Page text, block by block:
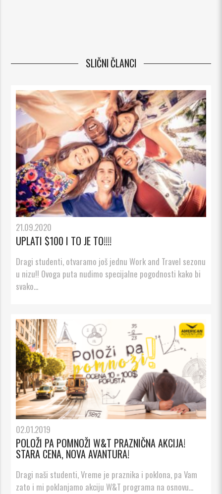
SLIČNI ČLANCI
21.09.2020
UPLATI $100 I TO JE TO!!!!
Dragi studenti, otvaramo još jednu Work and Travel sezonu
u nizu!! Ovoga puta nudimo specijalne pogodnosti kako bi
svako...
02.01.2019
POLOŽI PA POMNOŽI W&T PRAZNIČNA AKCIJA!
STARA CENA, NOVA AVANTURA!
Dragi naši studenti, Vreme je praznika i poklona, pa Vam
zato i mi poklanjamo akciju W&T programa na osnovu...